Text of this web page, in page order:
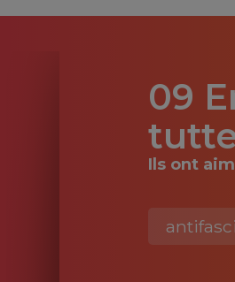
09
Ils ont